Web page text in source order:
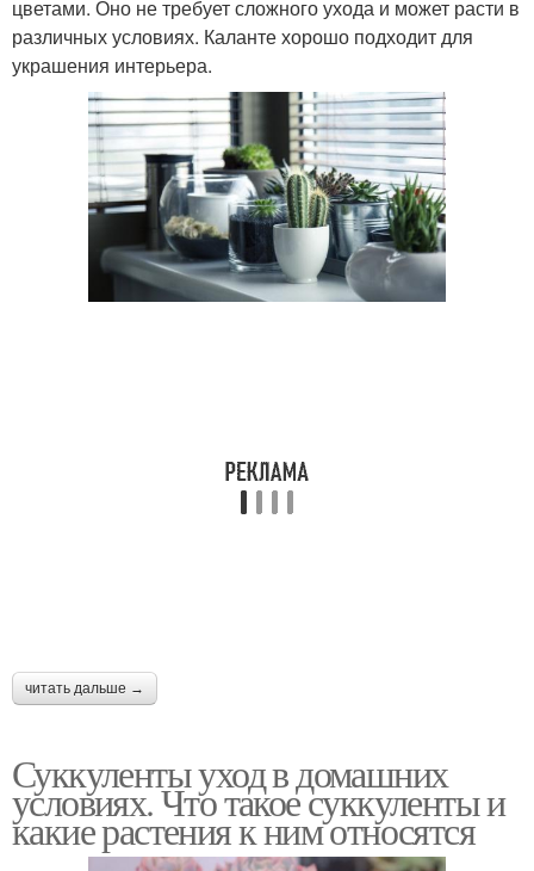
цветами. Оно не требует сложного ухода и может расти в
различных условиях. Каланте хорошо подходит для
украшения интерьера.
читать дальше →
Суккуленты уход в домашних
условиях. Что такое суккуленты и
какие растения к ним относятся